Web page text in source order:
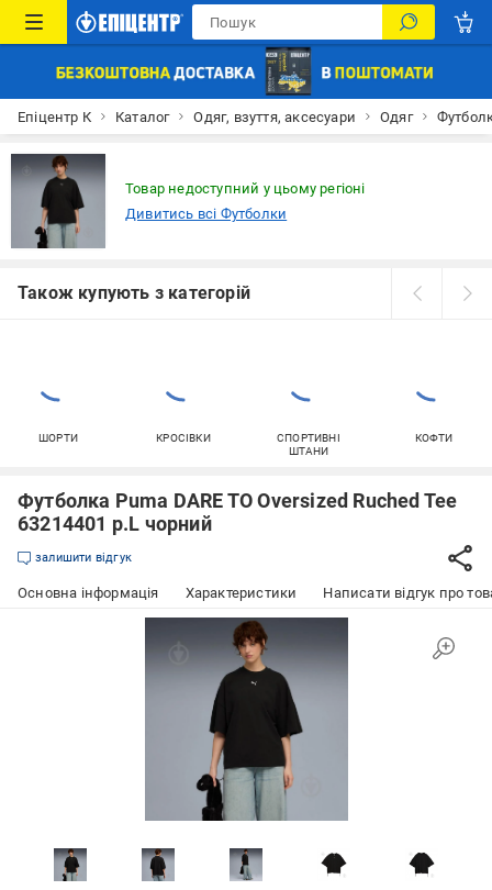
Епіцентр К Каталог Одяг, взуття, аксесуари Одяг
Товар недоступний у цьому регіоні
Дивитись всі Футболки
Також купують з категорій
ШОРТИ КРОСІВКИ
СПОРТИВНІ
ШТАНИ
КОФТИ
Футболка Puma DARE TO Oversized Ruched Tee
63214401 р.L чорний
залишити відгук
Основна інформація Характеристики Написати відгук про